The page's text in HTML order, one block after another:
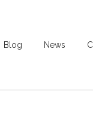
Blog News